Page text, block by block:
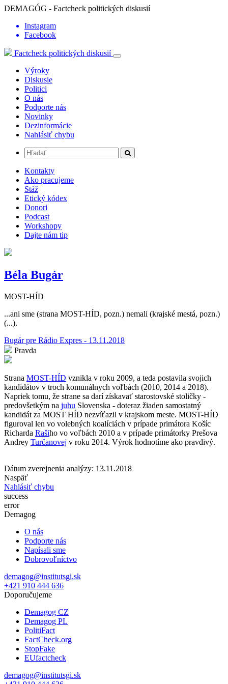
DEMAGÓG - Factcheck politických diskusií
Instagram
Facebook
Factcheck politických diskusií
Výroky
Diskusie
Politici
O nás
Podporte nás
Novinky
Dezinformácie
Nahlásiť chybu
Kontakty
Ako pracujeme
Stáž
Etický kódex
Donori
Podcast
Workshopy
Dajte nám tip
Béla Bugár
MOST-HÍD
...ani sme (strana MOST-HÍD, pozn.) nemali (krajské mestá, pozn.)
(...).
Bugár pre Rádio Expres - 13.11.2018
Pravda
Strana MOST-HÍD vznikla v roku 2009, a teda postavila svojich
kandidátov v troch komunálnych voľbách (2010, 2014 a 2018).
Napriek tomu, že strane sa darí získavať starostovské stoličky -
predovšetkým na juhu Slovenska - doteraz žiaden samostatný
kandidát za MOST HÍD nezvíťazil v krajskom meste. MOST-HÍD
figuroval len vo volebných koalíciách v prípade primátora Košíc
Richarda Rašiho vo voľbách 2010 a v prípade primátorky Prešova
Andrey Turčanovej v roku 2014. Výrok hodnotíme ako pravdivý.
Dátum zverejnenia analýzy: 13.11.2018
Naspäť
Nahlásiť chybu
success
error
Demagog
O nás
Podporte nás
Napísali sme
Dobrovoľníctvo
demagog@institutsgi.sk
+421 910 444 636
Doporučujeme
Demagog CZ
Demagog PL
PolitiFact
FactCheck.org
StopFake
EUfactcheck
demagog@institutsgi.sk